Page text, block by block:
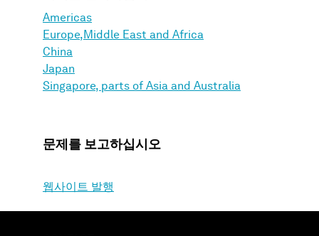
Americas
Europe,Middle East and Africa
China
Japan
Singapore, parts of Asia and Australia
문제를 보고하십시오
웹사이트 발행